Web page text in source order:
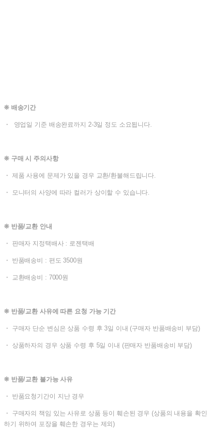
❊ 배송기간
・ 영업일 기준 배송완료까지 2-3일 정도 소요됩니다.
❊ 구매 시 주의사항
・ 제품 사용에 문제가 있을 경우 교환/환불해드립니다.
・ 모니터의 사양에 따라 컬러가 상이할 수 있습니다.
❊ 반품/교환 안내
・ 판매자 지정택배사 : 로젠택배
・ 반품배송비 : 편도 3500원
・ 교환배송비 : 7000원
❊ 반품/교환 사유에 따른 요청 가능 기간
・ 구매자 단순 변심은 상품 수령 후 3일 이내 (구매자 반품배송비 부담)
・ 상품하자의 경우 상품 수령 후 5일 이내 (판매자 반품배송비 부담)
❊ 반품/교환 불가능 사유
・ 반품요청기간이 지난 경우
・ 구매자의 책임 있는 사유로 상품 등이 훼손된 경우 (상품의 내용을 확인
하기 위하여 포장을 훼손한 경우는 제외)